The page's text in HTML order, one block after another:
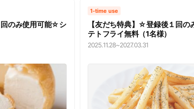
回のみ使用可能☆シ
1-time use
【友だち特典】☆登録後１回
テトフライ無料（1名様）
2025.11.28~2027.03.31